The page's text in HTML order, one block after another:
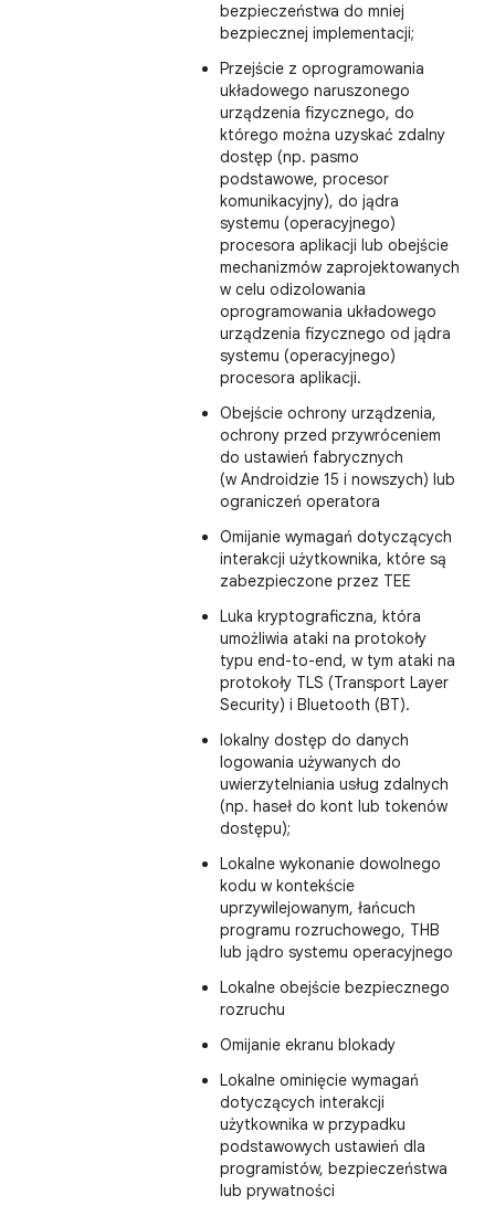
bezpieczeństwa do mniej
bezpiecznej implementacji;
Przejście z oprogramowania
układowego naruszonego
urządzenia fizycznego, do
którego można uzyskać zdalny
dostęp (np. pasmo
podstawowe, procesor
komunikacyjny), do jądra
systemu (operacyjnego)
procesora aplikacji lub obejście
mechanizmów zaprojektowanych
w celu odizolowania
oprogramowania układowego
urządzenia fizycznego od jądra
systemu (operacyjnego)
procesora aplikacji.
Obejście ochrony urządzenia,
ochrony przed przywróceniem
do ustawień fabrycznych
(w Androidzie 15 i nowszych) lub
ograniczeń operatora
Omijanie wymagań dotyczących
interakcji użytkownika, które są
zabezpieczone przez TEE
Luka kryptograficzna, która
umożliwia ataki na protokoły
typu end-to-end, w tym ataki na
protokoły TLS (Transport Layer
Security) i Bluetooth (BT).
lokalny dostęp do danych
logowania używanych do
uwierzytelniania usług zdalnych
(np. haseł do kont lub tokenów
dostępu);
Lokalne wykonanie dowolnego
kodu w kontekście
uprzywilejowanym, łańcuch
programu rozruchowego, THB
lub jądro systemu operacyjnego
Lokalne obejście bezpiecznego
rozruchu
Omijanie ekranu blokady
Lokalne ominięcie wymagań
dotyczących interakcji
użytkownika w przypadku
podstawowych ustawień dla
programistów, bezpieczeństwa
lub prywatności